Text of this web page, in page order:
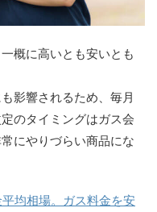
概に高いとも安いとも
影響されるため、毎月
のタイミングはガス会
にやりづらい商品にな
均相場。ガス料金を安